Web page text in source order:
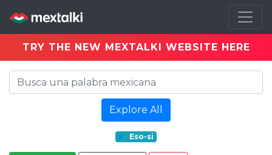
TRY THE NEW MEXTALKI WEBSITE HERE
Explore All
x Eso-si